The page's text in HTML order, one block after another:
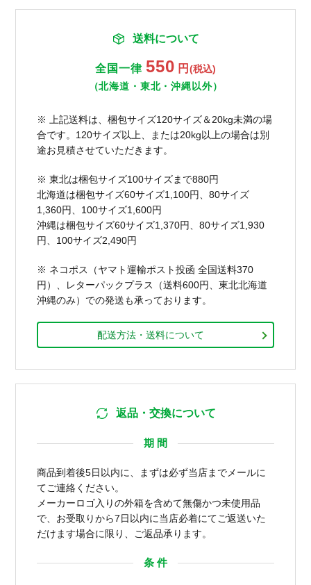
送料について
全国一律 550 円 (税込)
（北海道・東北・沖縄以外）
※ 上記送料は、梱包サイズ120サイズ＆20kg未満の場
合です。120サイズ以上、または20kg以上の場合は別
途お見積させていただきます。
※ 東北は梱包サイズ100サイズまで880円
北海道は梱包サイズ60サイズ1,100円、80サイズ
1,360円、100サイズ1,600円
沖縄は梱包サイズ60サイズ1,370円、80サイズ1,930
円、100サイズ2,490円
※ ネコポス（ヤマト運輸ポスト投函 全国送料370
円）、レターパックプラス（送料600円、東北北海道
沖縄のみ）での発送も承っております。
配送方法・送料について
返品・交換について
期 間
商品到着後5日以内に、まずは必ず当店までメールに
てご連絡ください。
メーカーロゴ入りの外箱を含めて無傷かつ未使用品
で、お受取りから7日以内に当店必着にてご返送いた
だけます場合に限り、ご返品承ります。
条 件